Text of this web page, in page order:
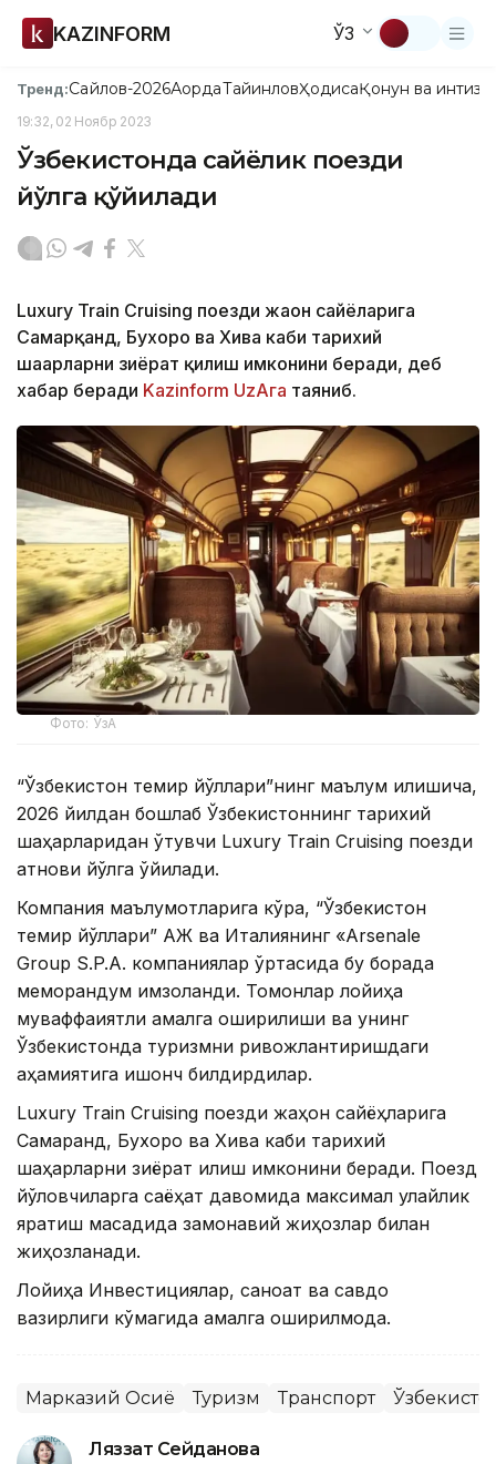
KAZINFORM ЎЗ
Тренд:Сайлов-2026АқордаТайинловҲодисаҚонун ва
19:32, 02 Ноябр 2023
Ўзбекистонда сайёҳлик поезди
йўлга қўйилади
Luxury Train Cruising поезди жаҳон сайёҳларига
Самарқанд, Бухоро ва Хива каби тарихий
шаҳарларни зиёрат қилиш имконини беради, деб
хабар беради Kazinform UzAга таяниб.
Фото: ЎзА
“Ўзбекистон темир йўллари”нинг маълум қилишича,
2026 йилдан бошлаб Ўзбекистоннинг тарихий
шаҳарларидан ўтувчи Luxury Train Cruising поезди
қатнови йўлга қўйилади.
Компания маълумотларига кўра, “Ўзбекистон
темир йўллари” АЖ ва Италиянинг «Arsenale
Group S.P.A. компаниялар ўртасида бу борада
меморандум имзоланди. Томонлар лойиҳа
муваффақиятли амалга оширилиши ва унинг
Ўзбекистонда туризмни ривожлантиришдаги
аҳамиятига ишонч билдирдилар.
Luxury Train Cruising поезди жаҳон сайёҳларига
Самарқанд, Бухоро ва Хива каби тарихий
шаҳарларни зиёрат қилиш имконини беради. Поезд
йўловчиларга саёҳат давомида максимал қулайлик
яратиш мақсадида замонавий жиҳозлар билан
жиҳозланади.
Лойиҳа Инвестициялар, саноат ва савдо
вазирлиги кўмагида амалга оширилмоқда.
Марказий Осиё Туризм Транспорт
Ляззат Сейданова